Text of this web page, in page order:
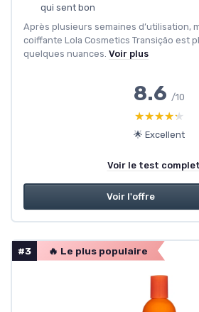
qui sent bon
Après plusieurs semaines d’utilisation,
coiffante Lola Cosmetics Transição est
quelques nuances. Voir plus
8.6 /10
★★★★★
★★★★★
🌟 Excellent
Voir le test
Voir l'offre
#3 🔥 Le plus populaire